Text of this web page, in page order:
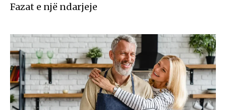
Fazat e një ndarjeje